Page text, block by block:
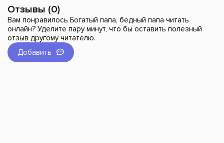
Отзывы (0)
Вам понравилось Богатый папа, бедный папа читать
онлайн? Уделите пару минут, что бы оставить полезный
отзыв другому читателю.
Добавить